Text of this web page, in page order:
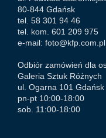
80-844 Gdańsk
tel. 58 301 94 46
tel. kom. 601 209 975
e-mail: foto@kfp.com.pl
Odbiór zamówień dla
Galeria Sztuk Różnych
ul. Ogarna 101 Gdańsk
pn-pt 10:00-18:00
sob. 11:00-18:00